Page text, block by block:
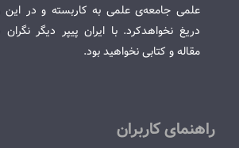
علمی جامعه‌ی علمی به کاربسته و در این
دریغ نخواهدکرد. با ایران پیپر دیگر
مقاله و کتابی نخواهید بود.
راهنمای کاربران